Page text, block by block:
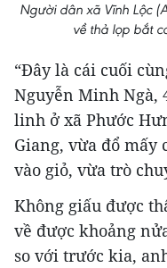
Người dân xã Vĩnh Lộc
về thả lọp bắt
“Đây là cái cuối
Nguyễn Minh Ngà,
linh ở xã Phước
Giang, vừa đổ mấy
vào giỏ, vừa trò
Không giấu được
về được khoảng
so với trước kia,